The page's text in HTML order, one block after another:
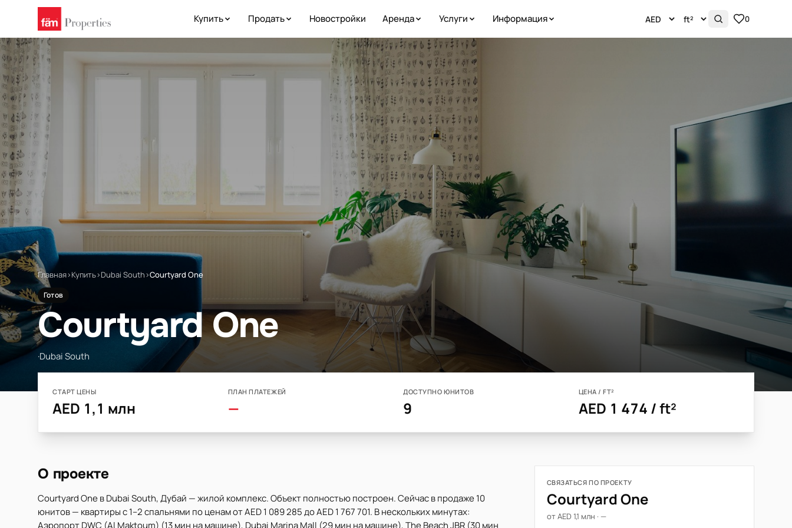
Купить Продать Новостройки Аренда Услуги Информация 0
Главная›Купить›Dubai South›Courtyard One
Готов
Courtyard One
·Dubai South
СТАРТ ЦЕНЫ
AED 1,1 млн
ПЛАН ПЛАТЕЖЕЙ
—
ДОСТУПНО ЮНИТОВ
9
ЦЕНА / FT²
AED 1 474 / ft²
О проекте
Courtyard One в Dubai South, Дубай — жилой комплекс. Объект полностью построен. Сейчас в продаже 10
юнитов — квартиры с 1–2 спальнями по ценам от AED 1 089 285 до AED 1 767 701. В нескольких минутах:
Аэропорт DWC (Al Maktoum) (13 мин на машине), Dubai Marina Mall (29 мин на машине), The Beach JBR (30 мин
СВЯЗАТЬСЯ ПО ПРОЕКТУ
Courtyard One
от AED 1,1 млн · —